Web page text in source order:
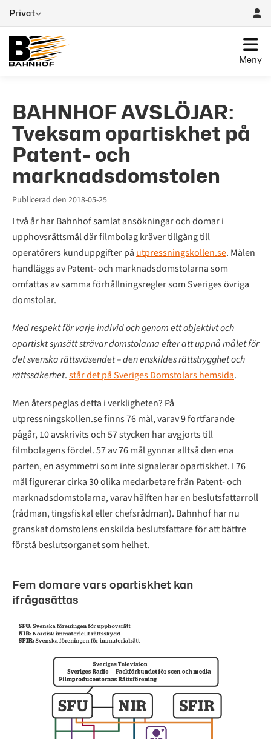
Privat
Meny
BAHNHOF AVSLÖJAR:
Tveksam opartiskhet på
Patent- och
marknadsdomstolen
Publicerad den 2018-05-25
I två år har Bahnhof samlat ansökningar och domar i
upphovsrättsmål där filmbolag kräver tillgång till
operatörers kunduppgifter påutpressningskollen.se. Målen
handläggs av Patent- och marknadsdomstolarna som
omfattas av samma förhållningsregler som Sveriges övriga
domstolar.
Med respekt för varje individ och genom ett objektivt och
opartiskt synsätt strävar domstolarna efter att uppnå målet för
det svenska rättsväsendet – den enskildes rättstrygghet och
rättssäkerhet.står det på Sveriges Domstolars hemsida.
Men återspeglas detta i verkligheten? På
utpressningskollen.se finns 76 mål, varav 9 fortfarande
pågår, 10 avskrivits och 57 stycken har avgjorts till
filmbolagens fördel. 57 av 76 mål gynnar alltså den ena
parten, en asymmetri som inte signalerar opartiskhet. I 76
mål figurerar cirka 30 olika medarbetare från Patent- och
marknadsdomstolarna, varav hälften har en beslutsfattarroll
(rådman, tingsfiskal eller chefsrådman). Bahnhof har nu
granskat domstolens enskilda beslutsfattare för att bättre
förstå beslutsorganet som helhet.
Fem domare vars opartiskhet kan
ifrågasättas